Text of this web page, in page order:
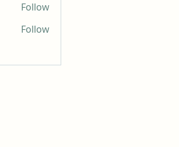
Follow
Follow